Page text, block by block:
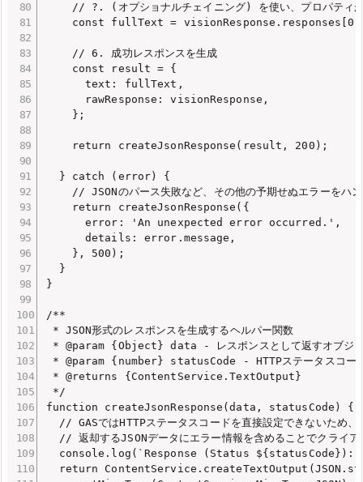
// ?. (オプショナルチェイニング) を使い、プロパティ
const fullText =
    // 6. 成功レスポンスを生成
    const result = {
      text: fullText,
      rawResponse: visionResponse,
    };
    return createJsonResponse(result, 200);
  } catch (error) {
// JSONのパース失敗など、その他の予期せぬエラーをハ
    return createJsonResponse({
      error: 'An unexpected error occurred.',
      details: error.message,
    }, 500);
  }
}
/**
* JSON形式のレスポンスを生成するヘルパー関数
* @param {Object} data - レスポンスとして返すオブジ
* @param {number} statusCode - HTTPステータスコード
* @returns {ContentService.TextOutput}
*/
function createJsonResponse(data, statusCode) {
  // GASではHTTPステータスコードを直接設定できないため、
// 返却するJSONデータにエラー情報を含めることでクライア
console.log(`Response (Status ${statusCode}):
return